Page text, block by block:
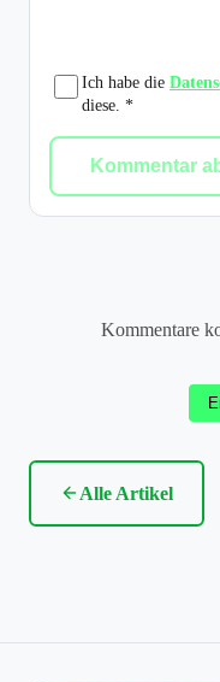
Ich habe die
diese. *
Kommentar
Kommentare
Alle Artikel